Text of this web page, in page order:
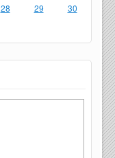
28 29
30